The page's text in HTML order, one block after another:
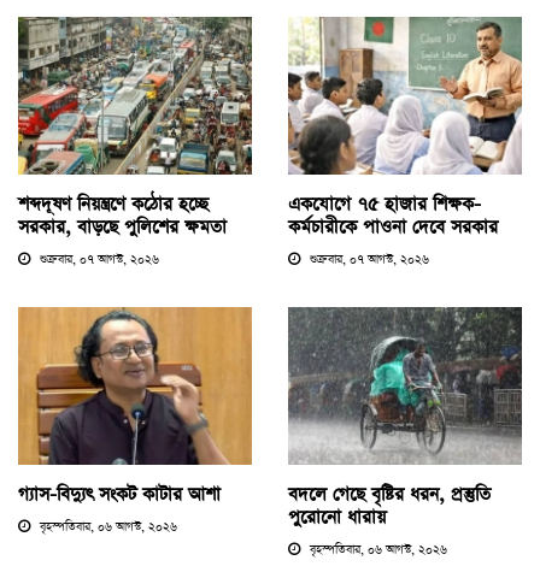
শব্দদূষণ নিয়ন্ত্রণে কঠোর হচ্ছে
সরকার, বাড়ছে পুলিশের ক্ষমতা
শুক্রবার, ০৭ আগস্ট, ২০২৬
একযোগে ৭৫ হাজার শিক্ষক-
কর্মচারীকে পাওনা দেবে সরকার
শুক্রবার, ০৭ আগস্ট, ২০২৬
গ্যাস-বিদ্যুৎ সংকট কাটার আশা
বৃহস্পতিবার, ০৬ আগস্ট, ২০২৬
বদলে গেছে বৃষ্টির ধরন, প্রস্তুতি
পুরোনো ধারায়
বৃহস্পতিবার, ০৬ আগস্ট, ২০২৬